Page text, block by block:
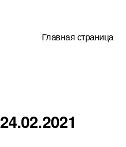
Главная страница
24.02.2021